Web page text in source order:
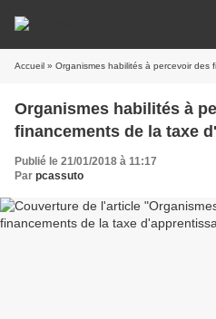
Accueil » Organismes habilités à percevoir des
Organismes habilités à
financements de la taxe
Publié le 21/01/2018 à 11:17
Par pcassuto